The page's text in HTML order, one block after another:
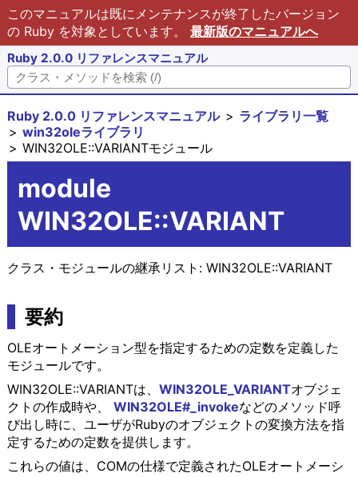
このマニュアルは既にメンテナンスが終了したバージョン
の Ruby を対象としています。 最新版のマニュアルへ
Ruby 2.0.0 リファレンスマニュアル
Ruby 2.0.0 リファレンスマニュアル
ライブラリ一覧
win32oleライブラリ
WIN32OLE::VARIANTモジュール
module
WIN32OLE::VARIANT
クラス・モジュールの継承リスト: WIN32OLE::VARIANT
要約
OLEオートメーション型を指定するための定数を定義した
モジュールです。
WIN32OLE::VARIANTは、 WIN32OLE_VARIANTオブジェ
クトの作成時や、 WIN32OLE#_invokeなどのメソッド呼
び出し時に、ユーザがRubyのオブジェクトの変換方法を指
定するための定数を提供します。
これらの値は、COMの仕様で定義されたOLEオートメーシ